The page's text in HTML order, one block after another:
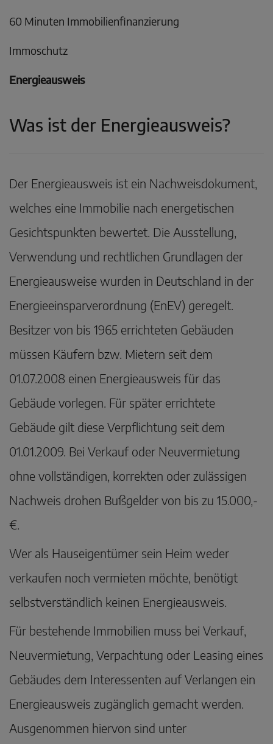
60 Minuten Immobilienfinanzierung
Immoschutz
Energieausweis
Was ist der Energieausweis?
Der Energieausweis ist ein Nachweisdokument,
welches eine Immobilie nach energetischen
Gesichtspunkten bewertet. Die Ausstellung,
Verwendung und rechtlichen Grundlagen der
Energieausweise wurden in Deutschland in der
Energieeinsparverordnung (EnEV) geregelt.
Besitzer von bis 1965 errichteten Gebäuden
müssen Käufern bzw. Mietern seit dem
01.07.2008 einen Energieausweis für das
Gebäude vorlegen. Für später errichtete
Gebäude gilt diese Verpflichtung seit dem
01.01.2009. Bei Verkauf oder Neuvermietung
ohne vollständigen, korrekten oder zulässigen
Nachweis drohen Bußgelder von bis zu 15.000,-
€.
Wer als Hauseigentümer sein Heim weder
verkaufen noch vermieten möchte, benötigt
selbstverständlich keinen Energieausweis.
Für bestehende Immobilien muss bei Verkauf,
Neuvermietung, Verpachtung oder Leasing eines
Gebäudes dem Interessenten auf Verlangen ein
Energieausweis zugänglich gemacht werden.
Ausgenommen hiervon sind unter